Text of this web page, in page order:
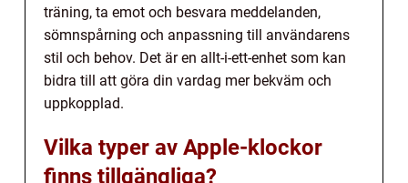
träning, ta emot och besvara meddelanden,
sömnspårning och anpassning till användarens
stil och behov. Det är en allt-i-ett-enhet som kan
bidra till att göra din vardag mer bekväm och
uppkopplad.
Vilka typer av Apple-klockor
finns tillgängliga?